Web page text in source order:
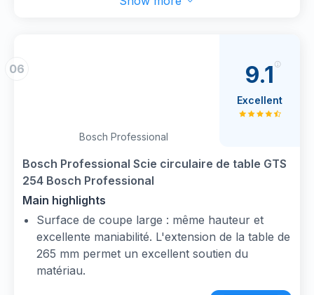
06
Bosch Professional
Bosch Professional Scie circulaire de table GTS
254 Bosch Professional
Main highlights
Surface de coupe large : même hauteur et
excellente maniabilité. L'extension de la table de
265 mm permet un excellent soutien du
matériau.
Longue durée de vie et coupes précises : la
9.1
Excellent